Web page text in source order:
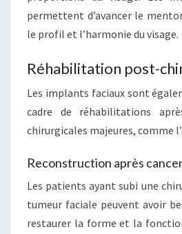
permettent d’avancer le
le profil et l’harmonie du visage.
Réhabilitation post-
Les implants faciaux sont
cadre de réhabilitations
chirurgicales majeures, comme
Reconstruction après
Les patients ayant subi une
tumeur faciale peuvent avoir
restaurer la forme et la